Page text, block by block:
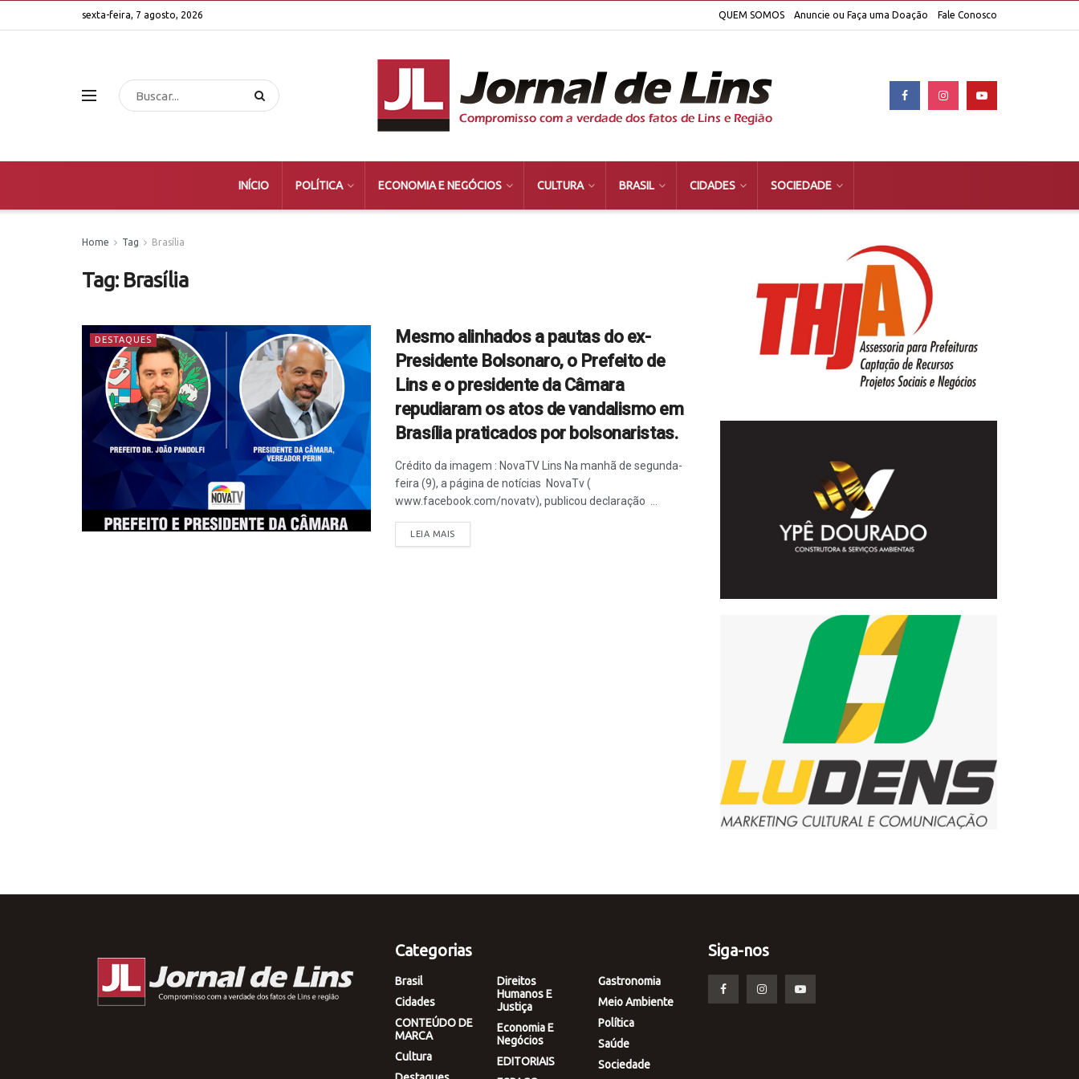
sexta-feira, 7 agosto, 2026 QUEM SOMOS Anuncie ou Faça uma Doação Fale Conosco
INÍCIO POLÍTICA ECONOMIA E NEGÓCIOS CULTURA BRASIL CIDADES SOCIEDADE
Home Tag Brasília
Tag: Brasília
DESTAQUES
Mesmo alinhados a pautas do ex-
Presidente Bolsonaro, o Prefeito de
Lins e o presidente da Câmara
repudiaram os atos de vandalismo em
Brasília praticados por bolsonaristas.
Crédito da imagem : NovaTV Lins Na manhã de segunda-
feira (9), a página de notícias NovaTv (
www.facebook.com/novatv), publicou declaração ...
LEIA MAIS
Categorias
Brasil
Cidades
CONTEÚDO DE
MARCA
Cultura
Direitos
Humanos E
Justiça
Economia E
Negócios
EDITORIAIS
Gastronomia
Meio Ambiente
Política
Saúde
Sociedade
Siga-nos